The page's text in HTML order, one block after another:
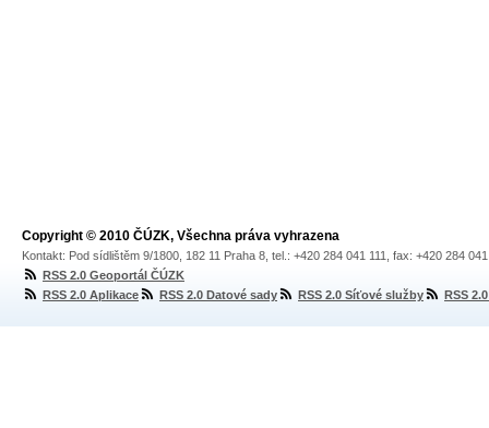
Copyright © 2010 ČÚZK, Všechna práva vyhrazena
Kontakt: Pod sídlištěm 9/1800, 182 11 Praha 8, tel.: +420 284 041 111, fax: +420 284
RSS 2.0 Geoportál ČÚZK
RSS 2.0 Aplikace
RSS 2.0 Datové sady RSS 2.0 Síťové služby RSS